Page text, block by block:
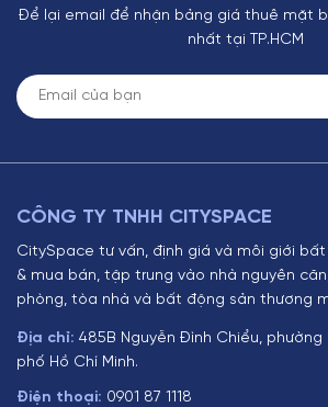
Để lại email để nhận bảng giá thuê mặt
nhất tại TP.HCM
CÔNG TY TNHH CITYSPACE
CitySpace tư vấn, định giá và môi giới
& mua bán, tập trung vào nhà nguyên
phòng, tòa nhà và bất động sản thương
Địa chỉ: 485B Nguyễn Đình Chiểu, phường
phố Hồ Chí Minh.
Điện thoại: 0901 87 1118